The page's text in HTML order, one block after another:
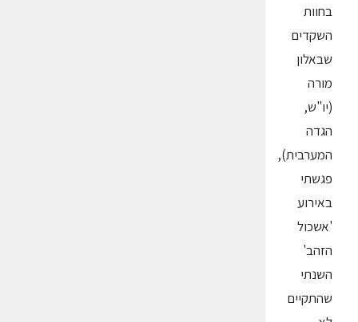
בחוות
השקדים
שבאלון
מורה
(יו"ש,
הגדה
המערבית),
פגשתי
באירוע
'אשכול
הזהב'
השנתי
שהתקיים